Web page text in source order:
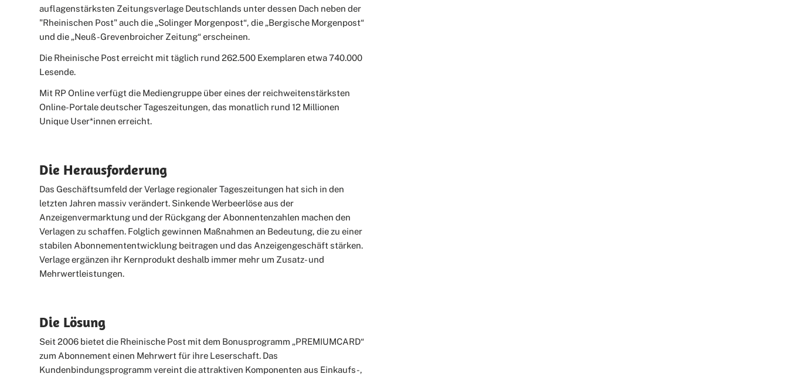
auflagenstärksten Zeitungsverlage Deutschlands unter dessen Dach neben der
"Rheinischen Post" auch die „Solinger Morgenpost“, die „Bergische Morgenpost“
und die „Neuß-Grevenbroicher Zeitung“ erscheinen.
Die Rheinische Post erreicht mit täglich rund 262.500 Exemplaren etwa 740.000
Lesende.
Mit RP Online verfügt die Mediengruppe über eines der reichweitenstärksten
Online-Portale deutscher Tageszeitungen, das monatlich rund 12 Millionen
Unique User*innen erreicht.
Die Herausforderung
Das Geschäftsumfeld der Verlage regionaler Tageszeitungen hat sich in den
letzten Jahren massiv verändert. Sinkende Werbeerlöse aus der
Anzeigenvermarktung und der Rückgang der Abonnentenzahlen machen den
Verlagen zu schaffen. Folglich gewinnen Maßnahmen an Bedeutung, die zu einer
stabilen Abonnemententwicklung beitragen und das Anzeigengeschäft stärken.
Verlage ergänzen ihr Kernprodukt deshalb immer mehr um Zusatz- und
Mehrwertleistungen.
Die Lösung
Seit 2006 bietet die Rheinische Post mit dem Bonusprogramm „PREMIUMCARD“
zum Abonnement einen Mehrwert für ihre Leserschaft. Das
Kundenbindungsprogramm vereint die attraktiven Komponenten aus Einkaufs-,